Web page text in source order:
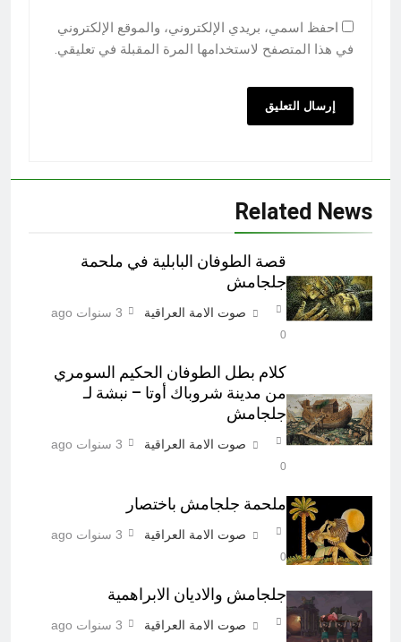
احفظ اسمي، بريدي الإلكتروني، والموقع الإلكتروني
في هذا المتصفح لاستخدامها المرة المقبلة في تعليقي.
Related News
قصة الطوفان البابلية في ملحمة
جلجامش
صوت الامة العراقية 3 سنوات ago
0
كلام بطل الطوفان الحكيم السومري
من مدينة شروباك أوتا – نبشة لـ
جلجامش
صوت الامة العراقية 3 سنوات ago
0
ملحمة جلجامش باختصار
صوت الامة العراقية 3 سنوات ago
0
جلجامش والاديان الابراهمية
صوت الامة العراقية 3 سنوات ago